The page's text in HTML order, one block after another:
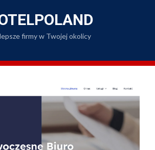
content
firmy w Twojej okolicy